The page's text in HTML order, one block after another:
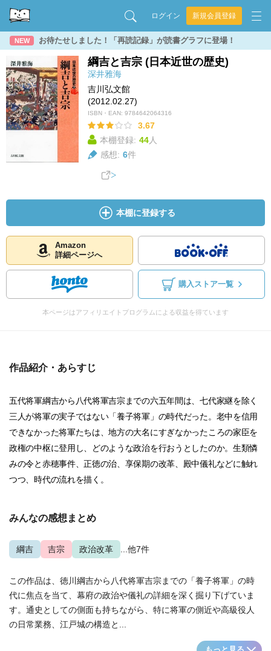
ログイン 新規会員登録
NEW お待たせしました！「再読記録」が読書グラフに登場！
綱吉と吉宗 (日本近世の歴史)
深井雅海
吉川弘文館
(2012.02.27)
ISBN・EAN: 9784642064316
3.67
本棚登録: 44人
感想: 6件
本棚に登録する
Amazon
詳細ページへ
購入ストア一覧
本ページはアフィリエイトプログラムによる収益を得ています
作品紹介・あらすじ
五代将軍綱吉から八代将軍吉宗までの六五年間は、七代家継を除く
三人が将軍の実子ではない「養子将軍」の時代だった。老中を信用
できなかった将軍たちは、地方の大名にすぎなかったころの家臣を
政権の中枢に登用し、どのような政治を行おうとしたのか。生類憐
みの令と赤穂事件、正徳の治、享保期の改革、殿中儀礼などに触れ
つつ、時代の流れを描く。
みんなの感想まとめ
綱吉 吉宗 政治改革 ...他7件
この作品は、徳川綱吉から八代将軍吉宗までの「養子将軍」の時
代に焦点を当て、幕府の政治や儀礼の詳細を深く掘り下げていま
す。通史としての側面も持ちながら、特に将軍の側近や高級役人
の日常業務、江戸城の構造と...